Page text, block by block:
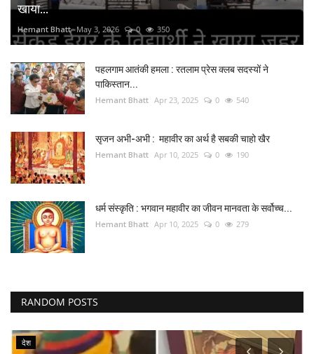
खाया...
Hemant Bhatt May 3, 2026 0 350
पहलगाम आतंकी हमला : रतलाम प्रेस क्लब सदस्यों ने
पाकिस्तान...
Hemant Bhatt Apr 23, 2025 0 540
सृजन अभी-अभी : महावीर का अर्थ है सबकी चाहो खैर
Hemant Bhatt Apr 10, 2025 0 190
धर्म संस्कृति : भगवान महावीर का जीवन मानवता के सर्वोच्च...
Hemant Bhatt Apr 10, 2025 0 279
RANDOM POSTS
देश